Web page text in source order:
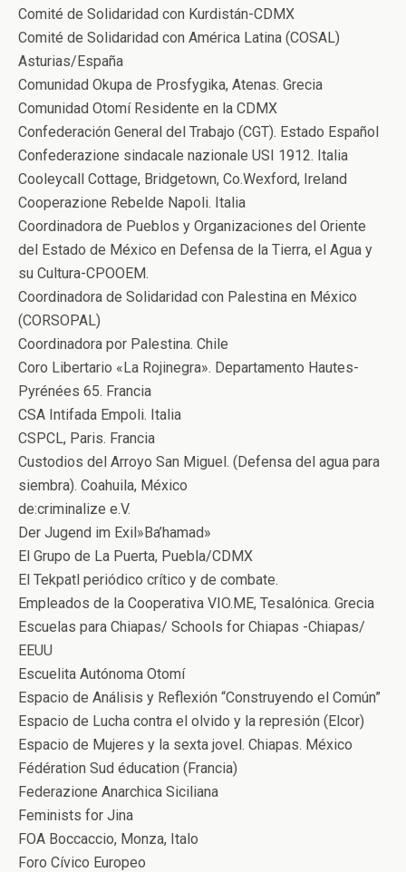
Comité de Solidaridad con Kurdistán-CDMX
Comité de Solidaridad con América Latina (COSAL)
Asturias/España
Comunidad Okupa de Prosfygika, Atenas. Grecia
Comunidad Otomí Residente en la CDMX
Confederación General del Trabajo (CGT). Estado Español
Confederazione sindacale nazionale USI 1912. Italia
Cooleycall Cottage, Bridgetown, Co.Wexford, Ireland
Cooperazione Rebelde Napoli. Italia
Coordinadora de Pueblos y Organizaciones del Oriente
del Estado de México en Defensa de la Tierra, el Agua y
su Cultura-CPOOEM.
Coordinadora de Solidaridad con Palestina en México
(CORSOPAL)
Coordinadora por Palestina. Chile
Coro Libertario «La Rojinegra». Departamento Hautes-
Pyrénées 65. Francia
CSA Intifada Empoli. Italia
CSPCL, Paris. Francia
Custodios del Arroyo San Miguel. (Defensa del agua para
siembra). Coahuila, México
de:criminalize e.V.
Der Jugend im Exil»Ba’hamad»
El Grupo de La Puerta, Puebla/CDMX
El Tekpatl periódico crítico y de combate.
Empleados de la Cooperativa VIO.ME, Tesalónica. Grecia
Escuelas para Chiapas/ Schools for Chiapas -Chiapas/
EEUU
Escuelita Autónoma Otomí
Espacio de Análisis y Reflexión “Construyendo el Común”
Espacio de Lucha contra el olvido y la represión (Elcor)
Espacio de Mujeres y la sexta jovel. Chiapas. México
Fédération Sud éducation (Francia)
Federazione Anarchica Siciliana
Feminists for Jina
FOA Boccaccio, Monza, Italo
Foro Cívico Europeo